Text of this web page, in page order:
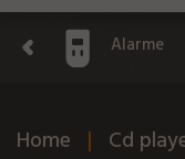
Alarme
Home Cd